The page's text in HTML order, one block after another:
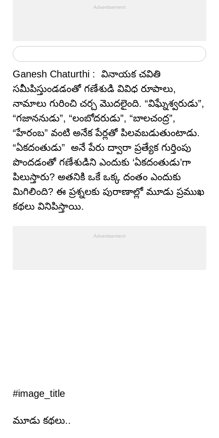
Ganesh Chaturthi : వినాయక చవితి
సమీపిస్తుండడంతో గణేశుడి వివిధ రూపాలు,
నామాలు గురించి చర్చ మొదలైంది. “విఘ్నేశ్వరుడు”,
“గజాననుడు”, “లంబోదరుడు”, “బాలచంద్ర”,
“హేరంబ” వంటి అనేక పేర్లతో పిలవబడుతుంటాడు.
“ఏకదంతుడు” అనే పేరు ద్వారా ప్రత్యేక గుర్తింపు
పొంద‌డంతో గణేశుడిని ఎందుకు ‘ఏకదంతుడు’గా
పిలుస్తారు? అతనికి ఒకే ఒక్క దంతం ఎందుకు
మిగిలింది? ఈ ప్రశ్నలకు పురాణాల్లో మూడు ప్రముఖ
కథలు వినిపిస్తాయి.
#image_title
మూడు క‌థ‌లు..